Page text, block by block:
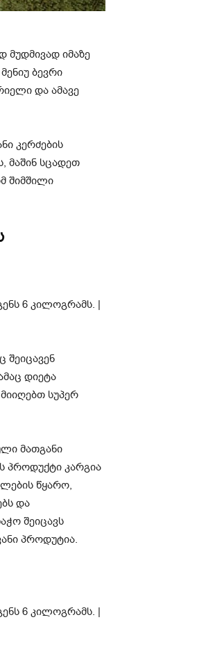
მუდმივად იმაზე
ბევრი
და ამავე
კერძების
მაშინ სცადეთ
შიმშილი
დიეტა
სუპერ
მათგანი
პროდუქტი კარგია
წყარო,
და
შეიცავს
პროდუტია.